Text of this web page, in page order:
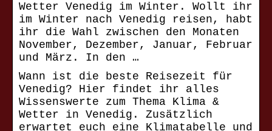
Wetter Venedig im Winter. Wollt ihr
im Winter nach Venedig reisen, habt
ihr die Wahl zwischen den Monaten
November, Dezember, Januar, Februar
und März. In den …
Wann ist die beste Reisezeit für
Venedig? Hier findet ihr alles
Wissenswerte zum Thema Klima &
Wetter in Venedig. Zusätzlich
erwartet euch eine Klimatabelle und